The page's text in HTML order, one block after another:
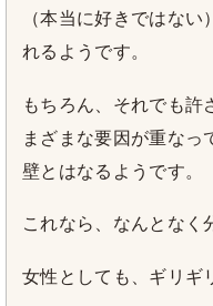
（本当に好きではな
れるようです。
もちろん、それでも許
まざまな要因が重なっ
壁とはなるようです。
これなら、なんとなく
女性としても、ギリギ